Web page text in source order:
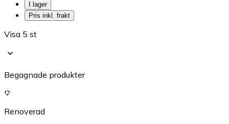
I lager
Pris inkl. frakt
Visa 5 st
Begagnade produkter
Renoverad